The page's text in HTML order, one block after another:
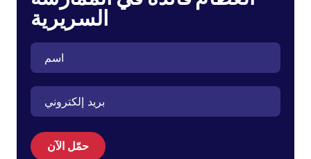
السريرية
حمّل الآن